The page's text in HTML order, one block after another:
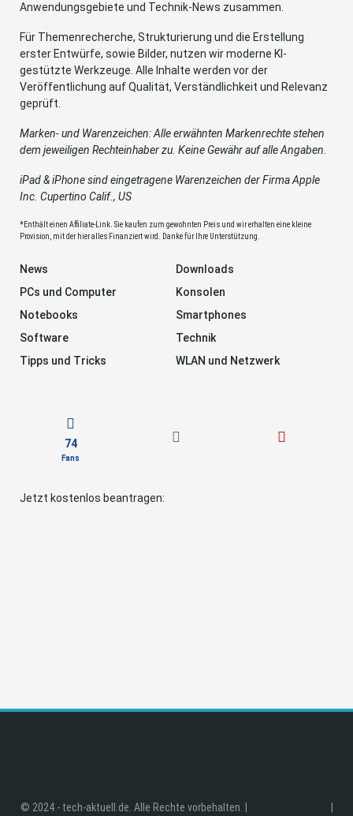
Anwendungsgebiete und Technik-News zusammen.
Für Themenrecherche, Strukturierung und die Erstellung
erster Entwürfe, sowie Bilder, nutzen wir moderne KI-
gestützte Werkzeuge. Alle Inhalte werden vor der
Veröffentlichung auf Qualität, Verständlichkeit und Relevanz
geprüft.
Marken- und Warenzeichen: Alle erwähnten Markenrechte stehen
dem jeweiligen Rechteinhaber zu. Keine Gewähr auf alle Angaben.
iPad & iPhone sind eingetragene Warenzeichen der Firma Apple
Inc. Cupertino Calif., US
*Enthält einen Affiliate-Link. Sie kaufen zum gewohnten Preis und wir erhalten eine kleine
Provision, mit der hier alles Finanziert wird. Danke für Ihre Unterstützung.
News
Downloads
PCs und Computer
Konsolen
Notebooks
Smartphones
Software
Technik
Tipps und Tricks
WLAN und Netzwerk
74
Fans
Jetzt kostenlos beantragen:
© 2024 - tech-aktuell.de. Alle Rechte vorbehalten. |